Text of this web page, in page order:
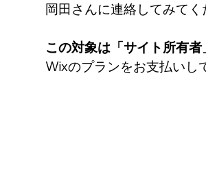
岡田さんに連絡してみてく
この対象は「サイト所有
Wixのプランをお支払いし